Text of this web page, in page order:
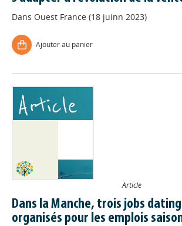
Dans Ouest France (18 juinn 2023)
Ajouter au panier
Article
Dans la Manche, trois jobs
organisés pour les emplois